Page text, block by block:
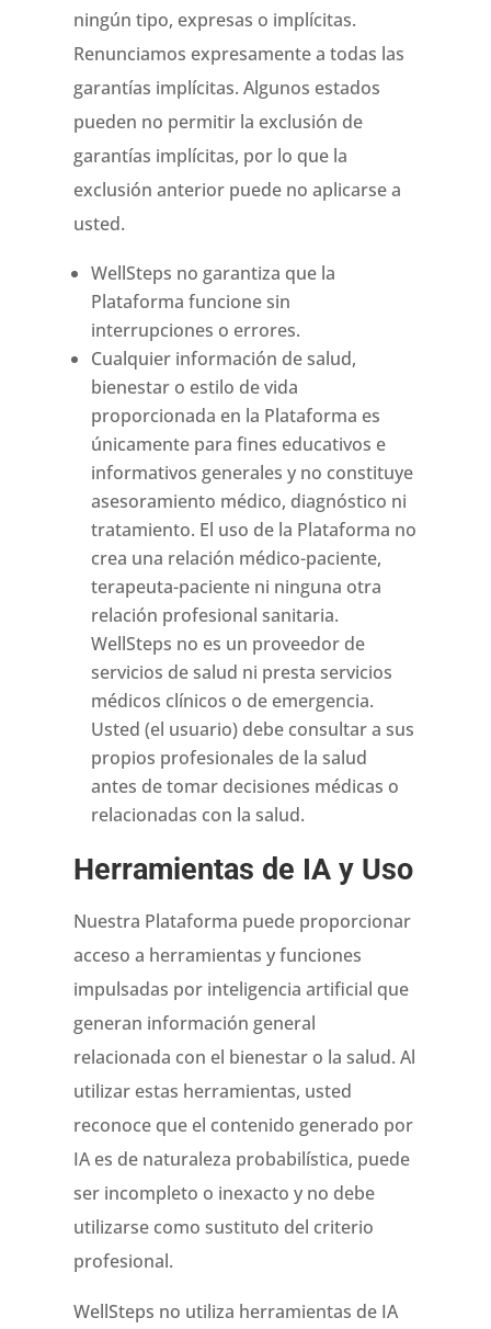
ningún tipo, expresas o implícitas.
Renunciamos expresamente a todas las
garantías implícitas. Algunos estados
pueden no permitir la exclusión de
garantías implícitas, por lo que la
exclusión anterior puede no aplicarse a
usted.
WellSteps no garantiza que la
Plataforma funcione sin
interrupciones o errores.
Cualquier información de salud,
bienestar o estilo de vida
proporcionada en la Plataforma es
únicamente para fines educativos e
informativos generales y no constituye
asesoramiento médico, diagnóstico ni
tratamiento. El uso de la Plataforma no
crea una relación médico-paciente,
terapeuta-paciente ni ninguna otra
relación profesional sanitaria.
WellSteps no es un proveedor de
servicios de salud ni presta servicios
médicos clínicos o de emergencia.
Usted (el usuario) debe consultar a sus
propios profesionales de la salud
antes de tomar decisiones médicas o
relacionadas con la salud.
Herramientas de IA y Uso
Nuestra Plataforma puede proporcionar
acceso a herramientas y funciones
impulsadas por inteligencia artificial que
generan información general
relacionada con el bienestar o la salud. Al
utilizar estas herramientas, usted
reconoce que el contenido generado por
IA es de naturaleza probabilística, puede
ser incompleto o inexacto y no debe
utilizarse como sustituto del criterio
profesional.
WellSteps no utiliza herramientas de IA